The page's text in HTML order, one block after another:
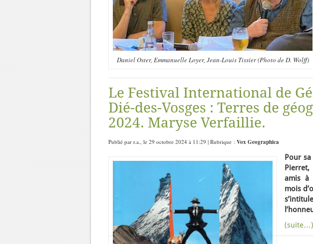
Daniel Oster, Emmanuelle Loyer, Jean-Louis Tissier (Photo de D. Wolff)
Le Festival International de
Dié-des-Vosges : Terres de
2024. Maryse Verfaillie.
Publié par r.a., le 29 octobre 2024 à 11:29 | Rubrique : Vox Geographica
Pour
amis à
mois
(suite…)